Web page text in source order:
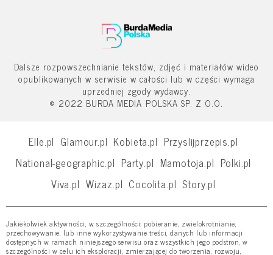
Dalsze rozpowszechnianie tekstów, zdjęć i materiałów wideo
opublikowanych w serwisie w całości lub w części wymaga
uprzedniej zgody wydawcy.
© 2022 BURDA MEDIA POLSKA SP. Z O.O.
Elle.pl Glamour.pl Kobieta.pl Przyslijprzepis.pl
National-geographic.pl Party.pl Mamotoja.pl Polki.pl
Viva.pl Wizaz.pl Cocolita.pl Story.pl
Jakiekolwiek aktywności, w szczególności: pobieranie, zwielokrotnianie,
przechowywanie, lub inne wykorzystywanie treści, danych lub informacji
dostępnych w ramach niniejszego serwisu oraz wszystkich jego podstron, w
szczególności w celu ich eksploracji, zmierzającej do tworzenia, rozwoju,